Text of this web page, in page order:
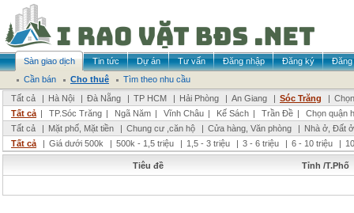
Sàn giao dịch Tin tức Dự án Tư vấn Đăng nhập Đăng ký
Đăng
Cần bán
Cho thuê
Tìm theo nhu cầu
Tất cả
| Hà Nội | Đà Nẵng | TP HCM | Hải Phòng | An Giang | Sóc Trăng |
Tất cả | TP.Sóc Trăng | Ngã Năm | Vĩnh Châu | Kế Sách | Trần Đề |
Chọn quận
Tất cả
| Mặt phố, Mặt tiền | Chung cư ,căn hộ | Cửa hàng, Văn phòng | Nhà ở, Đất ở
Tất cả
| Giá dưới 500k | 500k - 1,5 triệu | 1,5 - 3 triệu | 3 - 6 triệu | 6 - 10 triệu |
Tiêu đề Tỉnh /T.Phố